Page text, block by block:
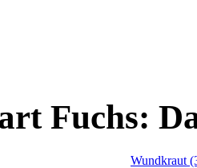
Fuchs:
Wundkraut